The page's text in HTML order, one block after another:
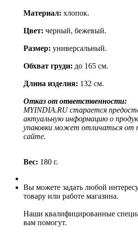
Материал: хлопок.
Цвет: черный, бежевый.
Размер: универсальный.
Обхват груди: до 165 см.
Длина изделия: 132 см.
Отказ от ответственности:
MYINDIA.RU старается
актуальную информацию о
упаковки может отличаться от
сайте.
Вес: 180 г.
Вы можете задать любой
товару или работе магазина.
Наши квалифицированные
вам помогут.